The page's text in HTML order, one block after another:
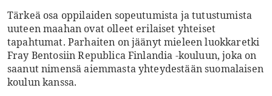
Tärkeä osa oppilaiden sopeutumista ja tutustumista
uuteen maahan ovat olleet erilaiset yhteiset
tapahtumat. Parhaiten on jäänyt mieleen luokkaretki
Fray Bentosiin Republica Finlandia -kouluun, joka on
saanut nimensä aiemmasta yhteydestään suomalaisen
koulun kanssa.